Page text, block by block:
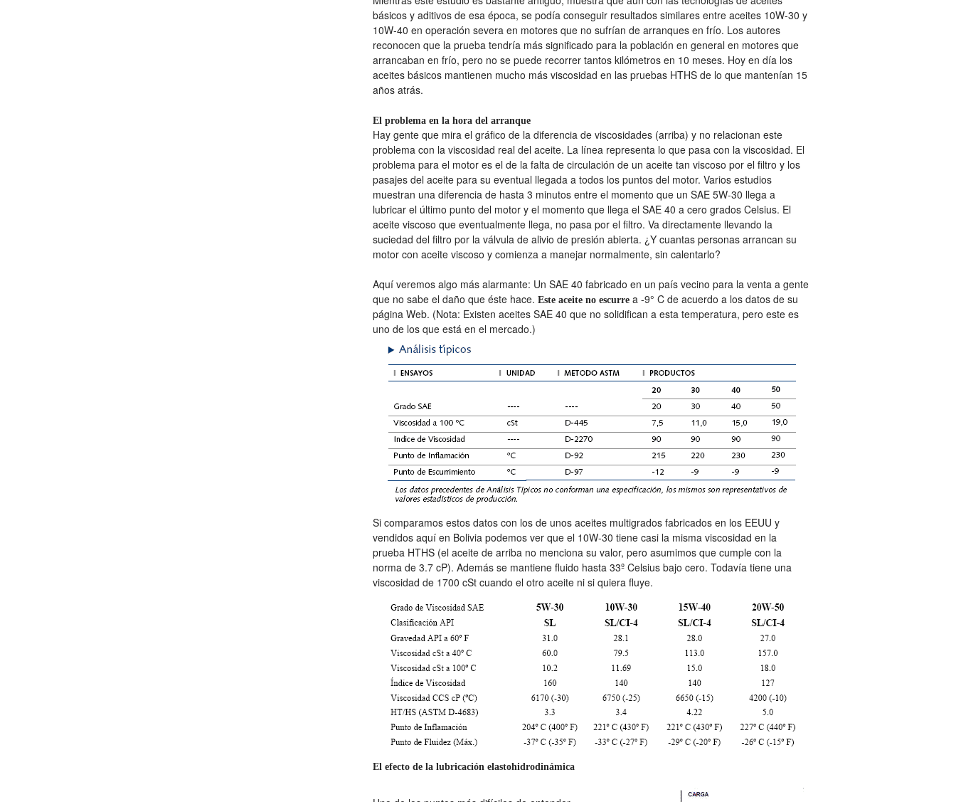
básicos y aditivos de esa época, se podía conseguir resultados similares entre aceites 10W-30 y
10W-40 en operación severa en motores que no sufrían de arranques en frío. Los autores
reconocen que la prueba tendría más significado para la población en general en motores que
arrancaban en frío, pero no se puede recorrer tantos kilómetros en 10 meses. Hoy en día los
aceites básicos mantienen mucho más viscosidad en las pruebas HTHS de lo que mantenían 15
años atrás.
El problema en la hora del arranque
Hay gente que mira el gráfico de la diferencia de viscosidades (arriba) y no relacionan este
problema con la viscosidad real del aceite. La línea representa lo que pasa con la viscosidad. El
problema para el motor es el de la falta de circulación de un aceite tan viscoso por el filtro y los
pasajes del aceite para su eventual llegada a todos los puntos del motor. Varios estudios
muestran una diferencia de hasta 3 minutos entre el momento que un SAE 5W-30 llega a
lubricar el último punto del motor y el momento que llega el SAE 40 a cero grados Celsius. El
aceite viscoso que eventualmente llega, no pasa por el filtro. Va directamente llevando la
suciedad del filtro por la válvula de alivio de presión abierta. ¿Y cuantas personas arrancan su
motor con aceite viscoso y comienza a manejar normalmente, sin calentarlo?
Aquí veremos algo más alarmante: Un SAE 40 fabricado en un país vecino para la venta a gente
que no sabe el daño que éste hace. Este aceite no escurre a -9° C de acuerdo a los datos de su
página Web. (Nota: Existen aceites SAE 40 que no solidifican a esta temperatura, pero este es
uno de los que está en el mercado.)
Si comparamos estos datos con los de unos aceites multigrados fabricados en los EEUU y
vendidos aquí en Bolivia podemos ver que el 10W-30 tiene casi la misma viscosidad en la
prueba HTHS (el aceite de arriba no menciona su valor, pero asumimos que cumple con la
norma de 3.7 cP). Además se mantiene fluido hasta 33º Celsius bajo cero. Todavía tiene una
viscosidad de 1700 cSt cuando el otro aceite ni si quiera fluye.
El efecto de la lubricación elastohidrodinámica